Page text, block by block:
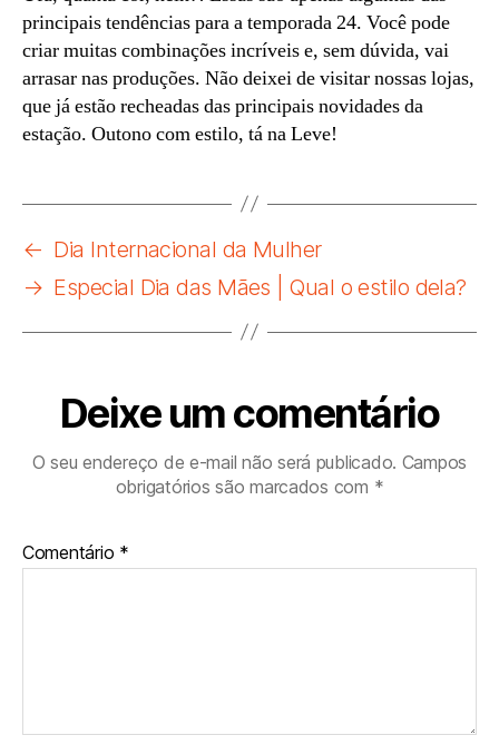
principais tendências para a temporada 24. Você pode
criar muitas combinações incríveis e, sem dúvida, vai
arrasar nas produções. Não deixei de visitar nossas lojas,
que já estão recheadas das principais novidades da
estação. Outono com estilo, tá na Leve!
← Dia Internacional da Mulher
→ Especial Dia das Mães | Qual o estilo dela?
Deixe um comentário
O seu endereço de e-mail não será publicado. Campos
obrigatórios são marcados com *
Comentário *